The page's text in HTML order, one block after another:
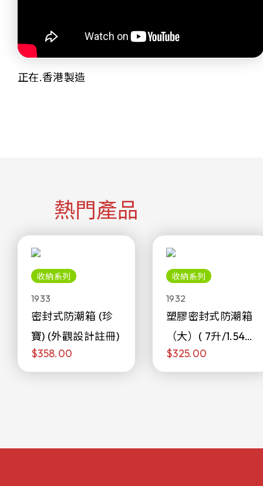
正在.香港製造
熱門產品
收納系列
1933
密封式防潮箱 (珍
寶) (外觀設計註冊)
$358.00
收納系列
1932
塑膠密封式防潮箱
（大）( 7升/1.54加
侖)
$325.00